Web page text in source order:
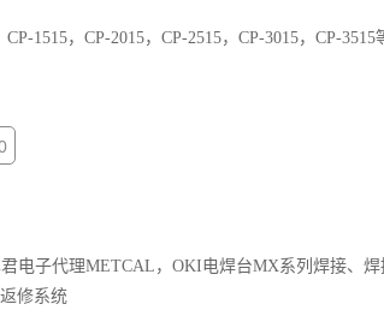
1515，CP-2015，CP-2515，CP-3015，CP-3515
电子代理METCAL，OKI电焊台MX系列焊接、
修系统